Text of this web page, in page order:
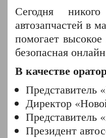
Сегодня
автозапчастей в
помогает
безопасная
В качестве
Представитель
Директор
Представитель
Президент